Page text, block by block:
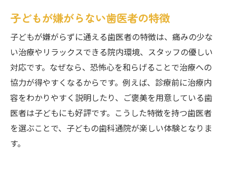
子どもが嫌がらない歯医者の特徴
子どもが嫌がらずに通える歯医者の特徴は、痛みの少な
い治療やリラックスできる院内環境、スタッフの優しい
対応です。なぜなら、恐怖心を和らげることで治療への
協力が得やすくなるからです。例えば、診療前に治療内
容をわかりやすく説明したり、ご褒美を用意している歯
医者は子どもにも好評です。こうした特徴を持つ歯医者
を選ぶことで、子どもの歯科通院が楽しい体験となりま
す。